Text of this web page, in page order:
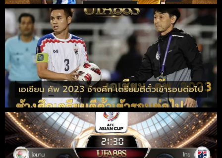
เอเชียน คัพ 2023 ช้างศึก เตรียมตีตั๋วเข้ารอบต่อไป